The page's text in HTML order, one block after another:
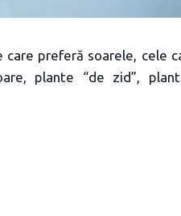
preferă soarele, cele
plante “de zid”,